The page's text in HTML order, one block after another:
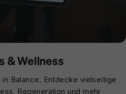
& Wellness
Balance. Entdecke vielseitige
Regeneration und mehr